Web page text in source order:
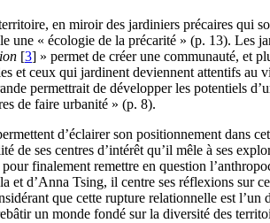
en miroir des jardiniers précaires qui
une « écologie de la précarité » (p. 13).
[3] » permet de créer une communauté, et
et ceux qui jardinent deviennent attentifs au
permettrait de développer les potentiels
de faire urbanité » (p. 8).
d’éclairer son positionnement
ses centres d’intérêt qu’il mêle à ses
finalement remettre en question
d’Anna Tsing, il centre ses réflexions sur
que cette rupture relationnelle est
un monde fondé sur la diversité des